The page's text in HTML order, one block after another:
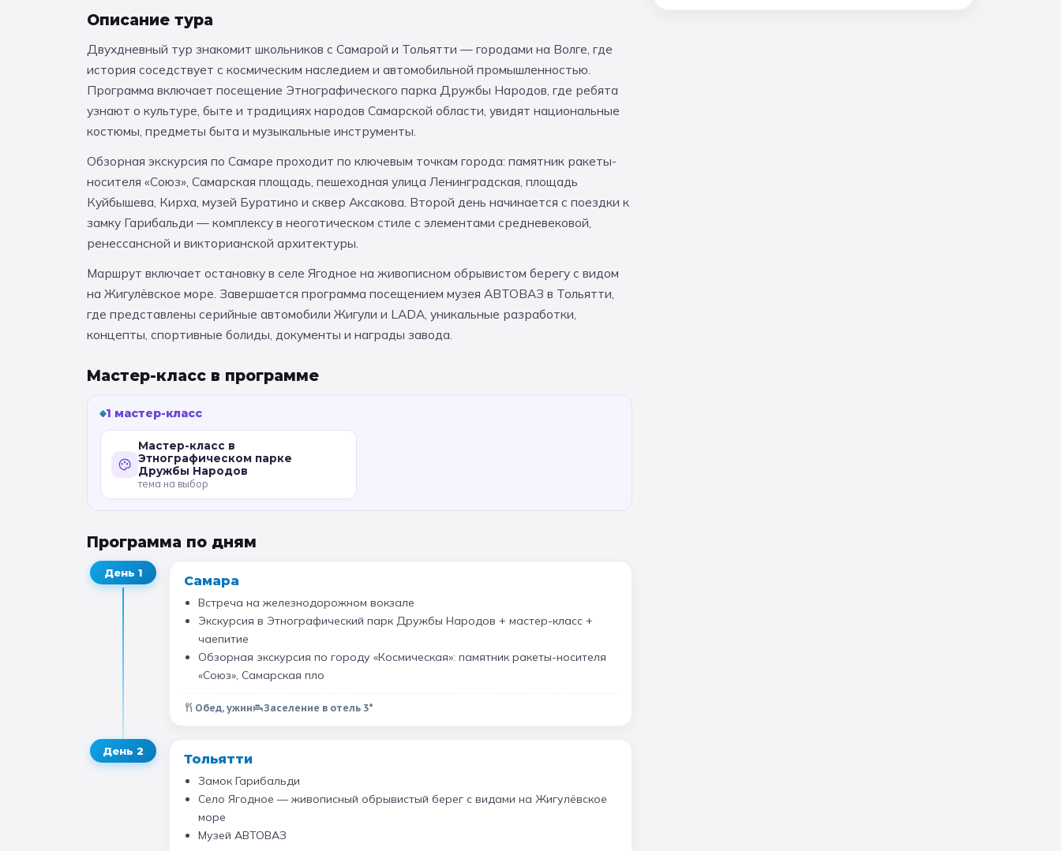
Описание тура
Двухдневный тур знакомит школьников с Самарой и Тольятти — городами на Волге, где
история соседствует с космическим наследием и автомобильной промышленностью.
Программа включает посещение Этнографического парка Дружбы Народов, где ребята
узнают о культуре, быте и традициях народов Самарской области, увидят национальные
костюмы, предметы быта и музыкальные инструменты.
Обзорная экскурсия по Самаре проходит по ключевым точкам города: памятник ракеты-
носителя «Союз», Самарская площадь, пешеходная улица Ленинградская, площадь
Куйбышева, Кирха, музей Буратино и сквер Аксакова. Второй день начинается с поездки к
замку Гарибальди — комплексу в неоготическом стиле с элементами средневековой,
ренессансной и викторианской архитектуры.
Маршрут включает остановку в селе Ягодное на живописном обрывистом берегу с видом
на Жигулёвское море. Завершается программа посещением музея АВТОВАЗ в Тольятти,
где представлены серийные автомобили Жигули и LADA, уникальные разработки,
концепты, спортивные болиды, документы и награды завода.
Мастер-класс в программе
1 мастер-класс
Мастер-класс в
Этнографическом парке
Дружбы Народов
тема на выбор
Программа по дням
День 1
Самара
Встреча на железнодорожном вокзале
Экскурсия в Этнографический парк Дружбы Народов + мастер-класс +
чаепитие
Обзорная экскурсия по городу «Космическая»: памятник ракеты-носителя
«Союз», Самарская пло
Обед, ужин Заселение в отель 3*
День 2
Тольятти
Замок Гарибальди
Село Ягодное — живописный обрывистый берег с видами на Жигулёвское
море
Музей АВТОВАЗ